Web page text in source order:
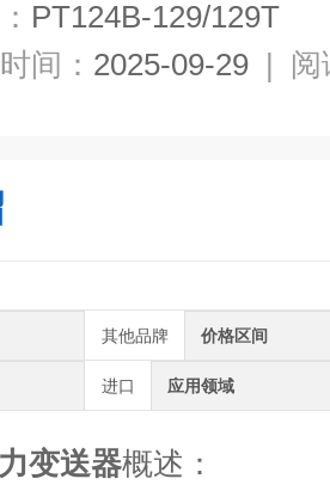
PT124B-129/129T
间： 2025-09-29 | 阅
其他品牌 价格区间
进口 应用领域
变送器概述：